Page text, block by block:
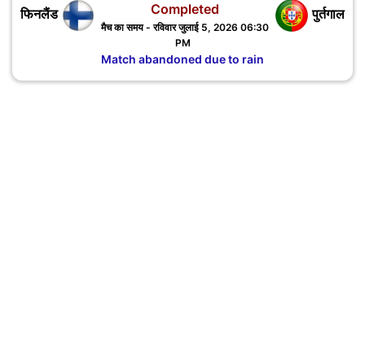
फिनलैंड पुर्तगाल
Completed
मैच का समय - रविवार जुलाई 5, 2026 06:30
PM
Match abandoned due to rain